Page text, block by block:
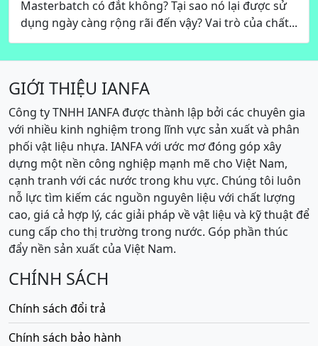
Masterbatch có đắt không? Tại sao nó lại được sử
dụng ngày càng rộng rãi đến vậy? Vai trò của chất...
GIỚI THIỆU IANFA
Công ty TNHH IANFA được thành lập bởi các chuyên gia
với nhiều kinh nghiệm trong lĩnh vực sản xuất và phân
phối vật liệu nhựa. IANFA với ước mơ đóng góp xây
dựng một nền công nghiệp mạnh mẽ cho Việt Nam,
cạnh tranh với các nước trong khu vực. Chúng tôi luôn
nỗ lực tìm kiếm các nguồn nguyên liệu với chất lượng
cao, giá cả hợp lý, các giải pháp về vật liệu và kỹ thuật để
cung cấp cho thị trường trong nước. Góp phần thúc
đẩy nền sản xuất của Việt Nam.
CHÍNH SÁCH
Chính sách đổi trả
Chính sách bảo hành